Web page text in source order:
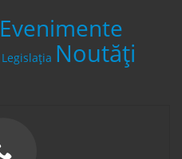
Evenimente
Legislaţia Noutăți